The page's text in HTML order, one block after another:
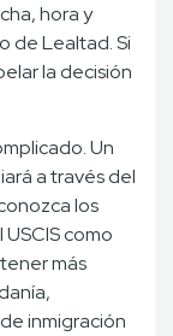
hora y
de Lealtad. Si
la decisión
Un
a través del
los
como
más
inmigración